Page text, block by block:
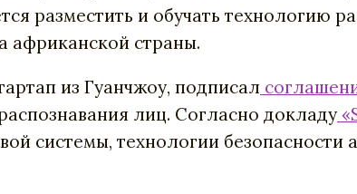
разместить и обучать технологию
африканской страны.
из Гуанчжоу, подписал
лиц. Согласно докладу
системы, технологии безопасности